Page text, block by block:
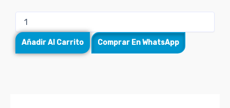
Sopladora
plástica
para
Añadir Al Carrito Comprar En WhatsApp